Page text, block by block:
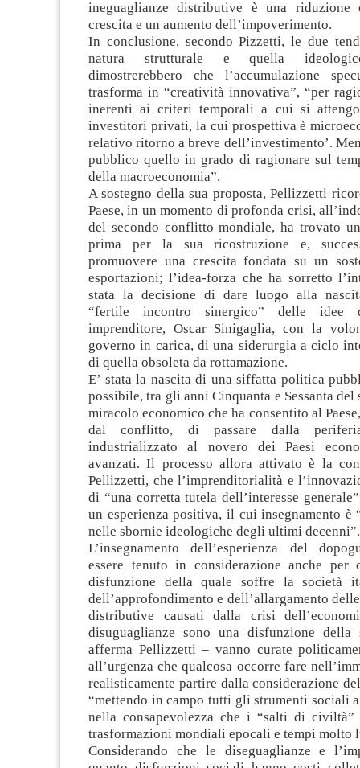
ineguaglianze distributive è una riduzione
crescita e un aumento dell’impoverimento.
In conclusione, secondo Pizzetti, le due
natura strutturale e quella ideologico-
dimostrerebbero che l’accumulazione
trasforma in “creatività innovativa”, “per
inerenti ai criteri temporali a cui si
investitori privati, la cui prospettiva è
relativo ritorno a breve dell’investimento’.
pubblico quello in grado di ragionare sul
della macroeconomia”.
A sostegno della sua proposta, Pellizzetti
Paese, in un momento di profonda crisi,
del secondo conflitto mondiale, ha trovato
prima per la sua ricostruzione e,
promuovere una crescita fondata su un
esportazioni; l’idea-forza che ha sorretto
stata la decisione di dare luogo alla
“fertile incontro sinergico” delle idee
imprenditore, Oscar Sinigaglia, con la
governo in carica, di una siderurgia a ciclo
di quella obsoleta da rottamazione.
E’ stata la nascita di una siffatta politica
possibile, tra gli anni Cinquanta e Sessanta del
miracolo economico che ha consentito al
dal conflitto, di passare dalla
industrializzato al novero dei Paesi
avanzati. Il processo allora attivato è la
Pellizzetti, che l’imprenditorialità e
di “una corretta tutela dell’interesse
un esperienza positiva, il cui insegnamento è
nelle sbornie ideologiche degli ultimi decenni”.
L’insegnamento dell’esperienza del
essere tenuto in considerazione anche per
disfunzione della quale soffre la società
dell’approfondimento e dell’allargamento
distributive causati dalla crisi
disuguaglianze sono una disfunzione della
afferma Pellizzetti – vanno curate
all’urgenza che qualcosa occorre fare
realisticamente partire dalla considerazione
“mettendo in campo tutti gli strumenti sociali
nella consapevolezza che i “salti di civiltà”
trasformazioni mondiali epocali e tempi molto
Considerando che le diseguaglianze e